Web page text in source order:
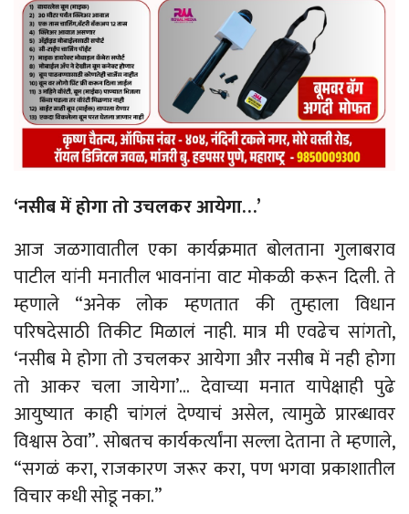
‘नसीब में होगा तो उचलकर आयेगा…’
आज जळगावातील एका कार्यक्रमात बोलताना गुलाबराव
पाटील यांनी मनातील भावनांना वाट मोकळी करून दिली. ते
म्हणाले “अनेक लोक म्हणतात की तुम्हाला विधान
परिषदेसाठी तिकीट मिळालं नाही. मात्र मी एवढेच सांगतो,
‘नसीब मे होगा तो उचलकर आयेगा और नसीब में नही होगा
तो आकर चला जायेगा’… देवाच्या मनात यापेक्षाही पुढे
आयुष्यात काही चांगलं देण्याचं असेल, त्यामुळे प्रारब्धावर
विश्वास ठेवा”. सोबतच कार्यकर्त्यांना सल्ला देताना ते म्हणाले,
“सगळं करा, राजकारण जरूर करा, पण भगवा प्रकाशातील
विचार कधी सोडू नका.”